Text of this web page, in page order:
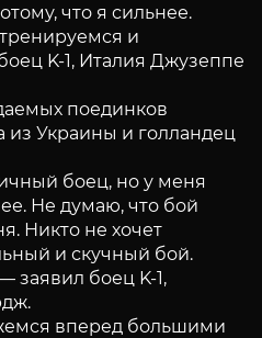
что я сильнее.
и
K-1, Италия Джузеппе
поединков
из Украины и голландец
боец, но у меня
Не думаю, что бой
Никто не хочет
и скучный бой.
заявил боец K-1,
вперед большими